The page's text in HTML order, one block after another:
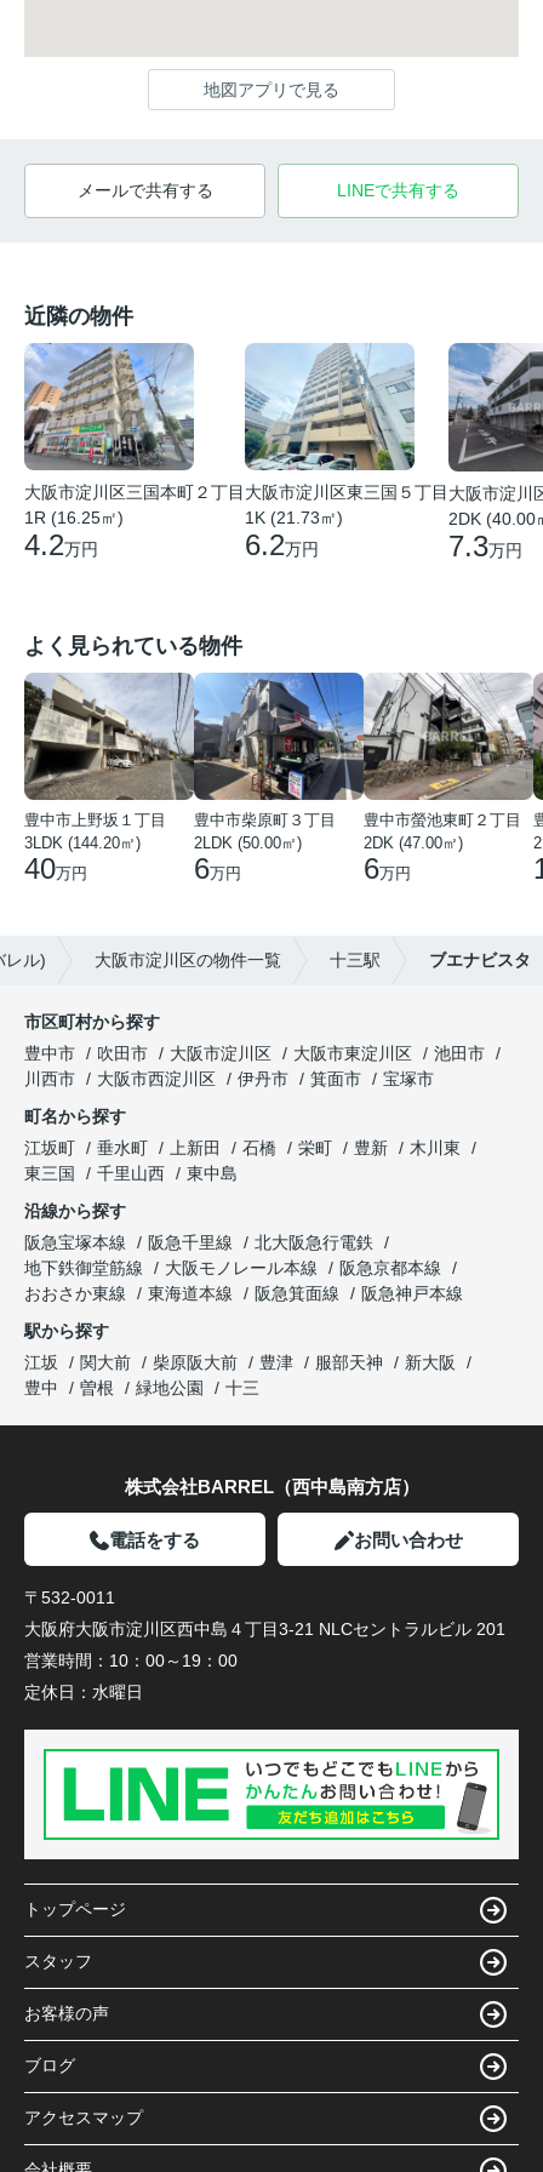
地図アプリで見る
メールで共有する LINEで共有する
近隣の物件
大阪市淀川区三国本町２丁目
1R (16.25㎡)
4.2万円
大阪市淀川区東三国５丁目
1K (21.73㎡)
6.2万円
大阪市淀川
2DK (40.00
7.3万円
よく見られている物件
豊中市上野坂１丁目
3LDK (144.20㎡)
40万円
豊中市柴原町３丁目
2LDK (50.00㎡)
6万円
豊中市螢池東町２丁目
2DK (47.00㎡)
6万円
レル) 大阪市淀川区の物件一覧 十三駅 ブエナビスタ
市区町村から探す
豊中市
吹田市 大阪市淀川区 大阪市東淀川区
池田市
川西市
大阪市西淀川区 伊丹市 箕面市
宝塚市
町名から探す
江坂町
垂水町 上新田 石橋 栄町 豊新
木川東
東三国
千里山西
東中島
沿線から探す
阪急宝塚本線
阪急千里線
北大阪急行電鉄
地下鉄御堂筋線
大阪モノレール本線
阪急京都本線
おおさか東線
東海道本線 阪急箕面線
阪急神戸本線
駅から探す
江坂
関大前 柴原阪大前 豊津 服部天神
新大阪
豊中
曽根 緑地公園 十三
株式会社BARREL（西中島南方店）
電話をする お問い合わせ
〒532-0011
大阪府大阪市淀川区西中島４丁目3-21 NLCセントラルビル 201
営業時間： 10：00～19：00
定休日： 水曜日
トップページ
スタッフ
お客様の声
ブログ
アクセスマップ